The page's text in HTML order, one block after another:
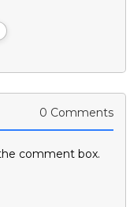
0 Comments
comment box.